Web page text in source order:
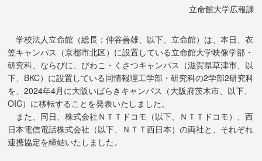
立命館大学広報課
学校法人立命館（総長：仲谷善雄、以下、立命館）は、本日、衣
笠キャンパス（京都市北区）に設置している立命館大学映像学部・
研究科、ならびに、びわこ・くさつキャンパス（滋賀県草津市、以
下、BKC）に設置している同情報理工学部・研究科の2学部2研究科
を、2024年4月に大阪いばらきキャンパス（大阪府茨木市、以下、
OIC）に移転することを発表いたしました。
また、同日、株式会社ＮＴＴドコモ（以下、ＮＴＴドコモ）、西
日本電信電話株式会社（以下、ＮＴＴ西日本）の両社と、それぞれ
連携協定を締結いたしました。